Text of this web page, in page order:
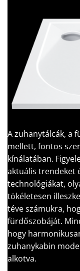
A zuhanytálcák, a
mellett, fontos
kínálatában.
aktuális trendeket
technológiákat,
tökéletesen
téve számukra,
fürdőszobáját.
hogy
zuhanykabin
alkotva.